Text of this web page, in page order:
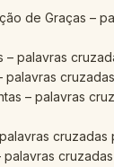
de Graças –
– palavras
palavras
– palavras
cruzadas
palavras